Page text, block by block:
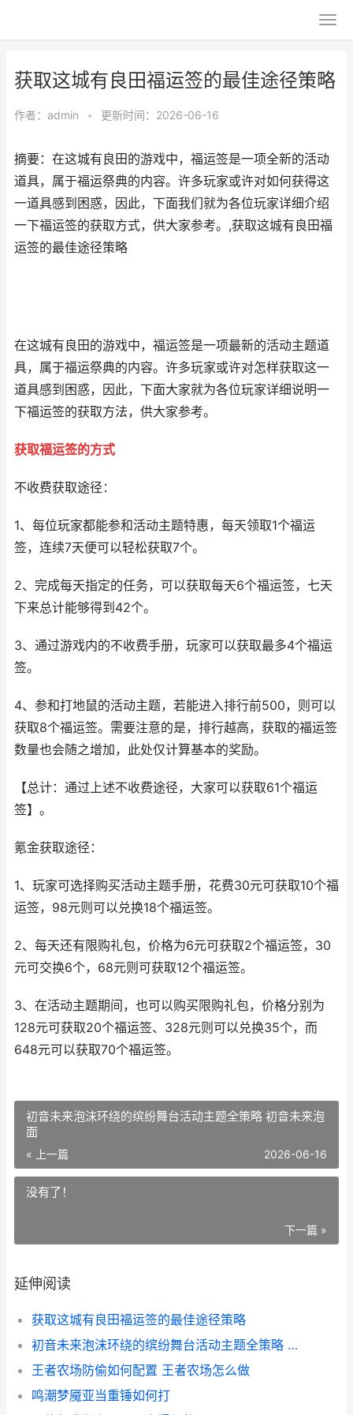
获取这城有良田福运签的最佳途径策略
作者： admin • 更新时间：2026-06-16
摘要：在这城有良田的游戏中，福运签是一项全新的活动
道具，属于福运祭典的内容。许多玩家或许对如何获得这
一道具感到困惑，因此，下面我们就为各位玩家详细介绍
一下福运签的获取方式，供大家参考。,获取这城有良田福
运签的最佳途径策略
在这城有良田的游戏中，福运签是一项最新的活动主题道
具，属于福运祭典的内容。许多玩家或许对怎样获取这一
道具感到困惑，因此，下面大家就为各位玩家详细说明一
下福运签的获取方法，供大家参考。
获取福运签的方式
不收费获取途径：
1、每位玩家都能参和活动主题特惠，每天领取1个福运
签，连续7天便可以轻松获取7个。
2、完成每天指定的任务，可以获取每天6个福运签，七天
下来总计能够得到42个。
3、通过游戏内的不收费手册，玩家可以获取最多4个福运
签。
4、参和打地鼠的活动主题，若能进入排行前500，则可以
获取8个福运签。需要注意的是，排行越高，获取的福运签
数量也会随之增加，此处仅计算基本的奖励。
【总计：通过上述不收费途径，大家可以获取61个福运
签】。
氪金获取途径：
1、玩家可选择购买活动主题手册，花费30元可获取10个福
运签，98元则可以兑换18个福运签。
2、每天还有限购礼包，价格为6元可获取2个福运签，30
元可交换6个，68元则可获取12个福运签。
3、在活动主题期间，也可以购买限购礼包，价格分别为
128元可获取20个福运签、328元则可以兑换35个，而
648元可以获取70个福运签。
初音未来泡沫环绕的缤纷舞台活动主题全策略 初音未来泡
面
« 上一篇 2026-06-16
没有了！
下一篇 »
延伸阅读
获取这城有良田福运签的最佳途径策略
初音未来泡沫环绕的缤纷舞台活动主题全策略 初音未来泡面
王者农场防偷如何配置 王者农场怎么做
鸣潮梦魇亚当重锤如何打